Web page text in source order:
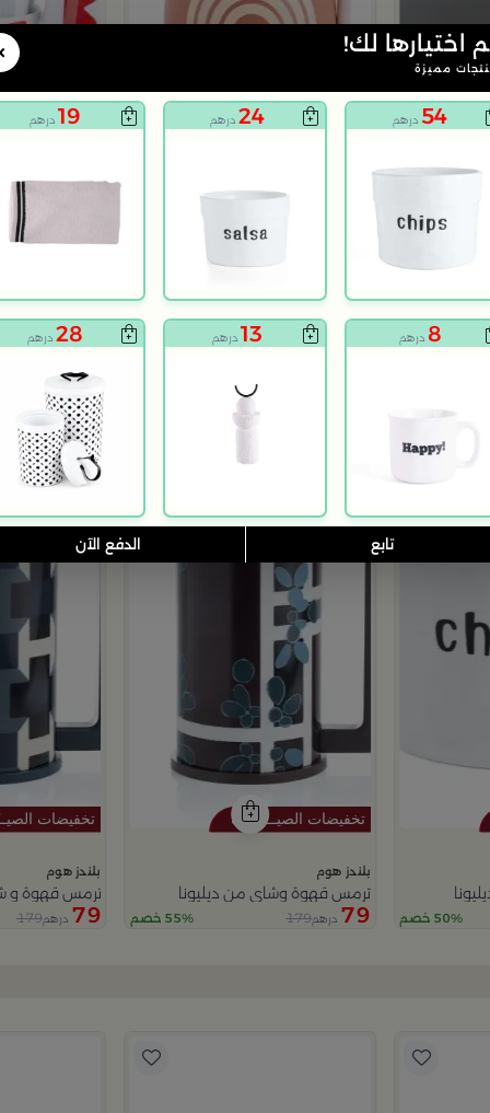
اختيارها لك!
مميزة
54 درهم 24درهم 19 درهم
8 درهم 13 درهم 28درهم
تابع الدفع الآن
3.0
50% خصم
ترمس قهوة من سيرافينا طقم فناجيل
50% خصم
بلندز هوم
ترمس قهوة وشاي من ديليونا
79 درهم179 55% خصم
بلندز هوم
ترمس قهوة و
79 درهم179